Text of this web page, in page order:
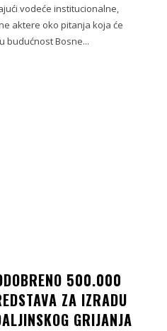
vodeće institucionalne,
aktere oko pitanja koja će
budućnost Bosne...
500.000
ZA IZRADU
GRIJANJA